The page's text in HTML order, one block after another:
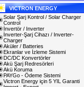
VICTRON ENERGY
Solar Şarj Kontrol / Solar Charger
Control
İnvertör / Inverter
İnverter-Şarj Cihazı / Inverter-
Charger
Aküler / Batteries
Ekranlar ve İzleme Sistemi
DC/DC Konvertörler
Akü Şarj Redresörleri
Akü Koruma
PAYGo - Ödeme Sistemi
Victron Energy için 5 YIL Garanti